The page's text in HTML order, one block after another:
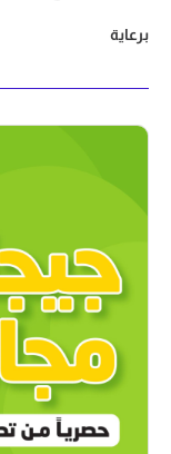
برعاية